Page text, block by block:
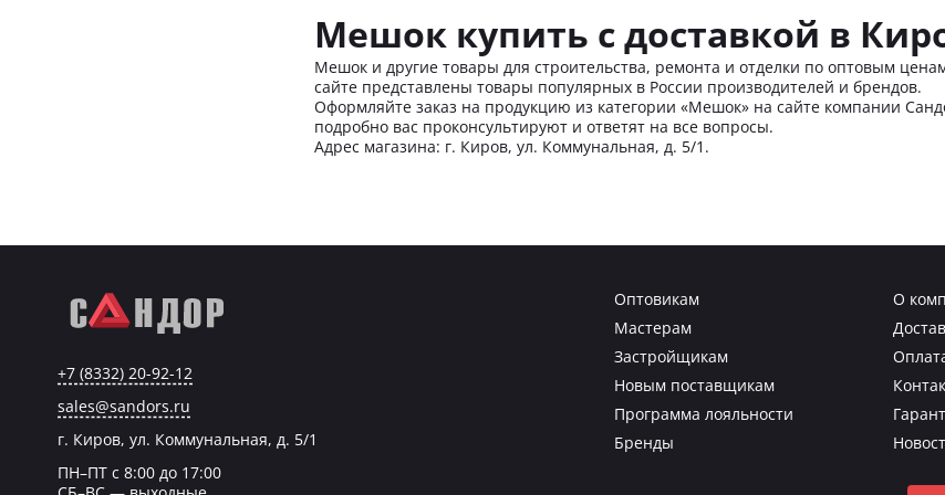
Мешок купить с доставкой в
Мешок и другие товары для строительства, ремонта и отделки по оптовым
сайте представлены товары популярных в России производителей и брендов.
Оформляйте заказ на продукцию из категории «Мешок» на сайте компании
подробно вас проконсультируют и ответят на все вопросы.
Адрес магазина: г. Киров, ул. Коммунальная, д. 5/1.
+7 (8332) 20-92-12
sales@sandors.ru
г. Киров, ул. Коммунальная, д. 5/1
ПН–ПТ с 8:00 до 17:00
Оптовикам
Мастерам
Застройщикам
Новым поставщикам
Программа лояльности
Бренды
О